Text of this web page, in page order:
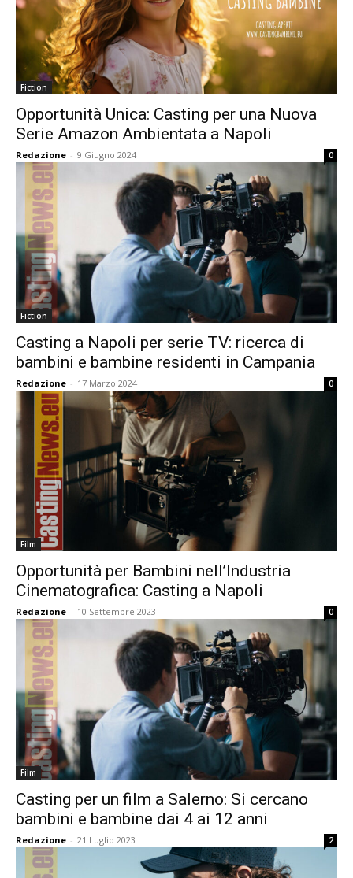
Fiction
Opportunità Unica: Casting per una Nuova
Serie Amazon Ambientata a Napoli
Redazione - 9 Giugno 2024 0
Fiction
Casting a Napoli per serie TV: ricerca di
bambini e bambine residenti in Campania
Redazione - 17 Marzo 2024 0
Film
Opportunità per Bambini nell’Industria
Cinematografica: Casting a Napoli
Redazione - 10 Settembre 2023 0
Film
Casting per un film a Salerno: Si cercano
bambini e bambine dai 4 ai 12 anni
Redazione - 21 Luglio 2023 2